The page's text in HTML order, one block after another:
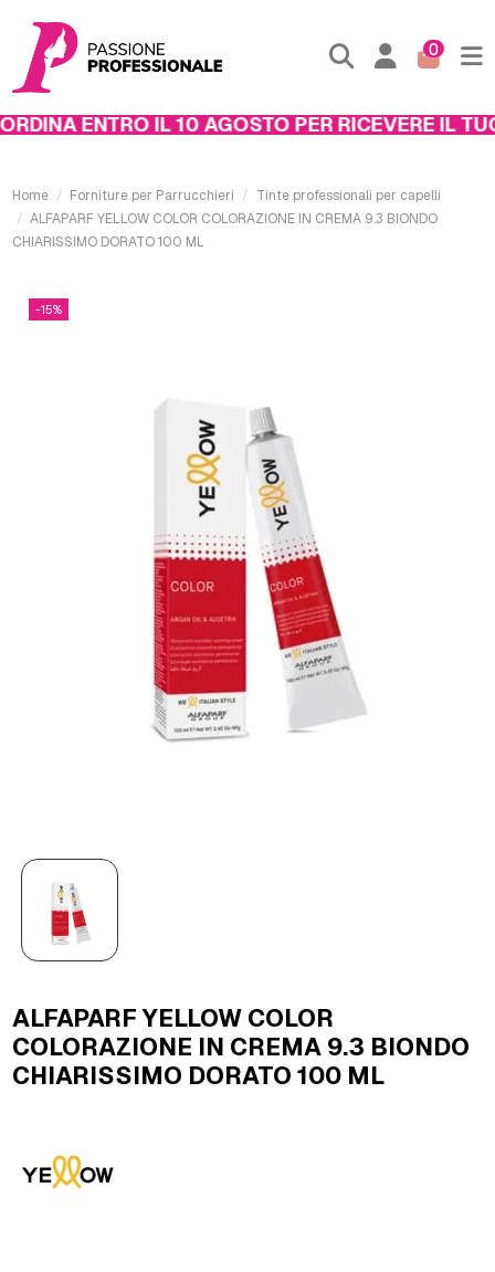
0
ENTRO IL 10 AGOSTO PER RICEVERE IL
Home Forniture per Parrucchieri
Tinte professionali per capelli
ALFAPARF YELLOW COLOR COLORAZIONE IN CREMA 9.3 BIONDO
CHIARISSIMO DORATO 100 ML
-15%
ALFAPARF YELLOW COLOR
COLORAZIONE IN CREMA 9.3 BIONDO
CHIARISSIMO DORATO 100 ML